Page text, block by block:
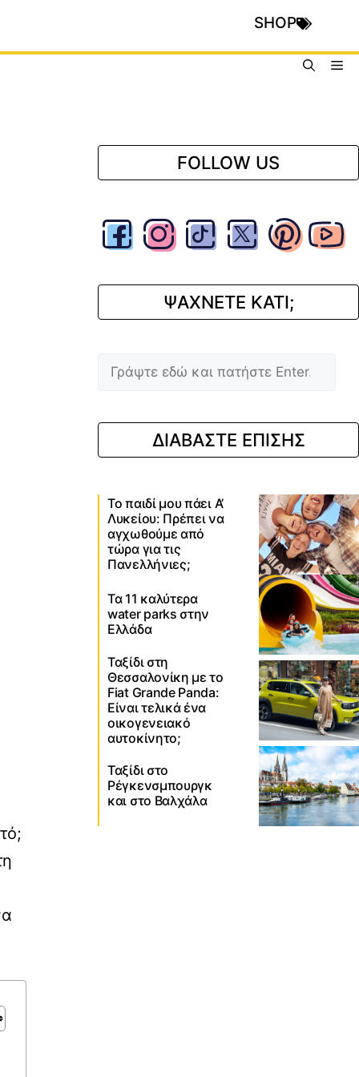
SHOP
FOLLOW US
ΨΑΧΝΕΤΕ ΚΑΤΙ;
ΔΙΑΒΑΣΤΕ ΕΠΙΣΗΣ
Το παιδί μου πάει Α’
Λυκείου: Πρέπει να
αγχωθούμε από
τώρα για τις
Πανελλήνιες;
Τα 11 καλύτερα
water parks στην
Ελλάδα
Ταξίδι στη
Θεσσαλονίκη με το
Fiat Grande Panda:
Είναι τελικά ένα
οικογενειακό
αυτοκίνητο;
Ταξίδι στο
Ρέγκενσμπουργκ
και στο Βαλχάλα